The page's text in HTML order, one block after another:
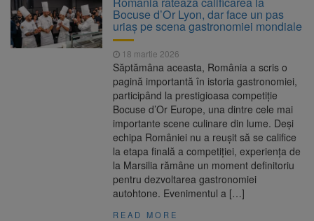
are loc între 14 și 16 august
6 august 2026
Uniunea Europeană acordă
Ucrainei încă 1,4 miliarde de euro din
veniturile activelor rusești înghețate
Motorina a ajuns la 11,68 lei
Fuego vine la Zărnești.
Recital special pe scena Festivalului „Ecoul
Pietrei Craiului”, pe 2 octombrie
Bocuse d’Or Lyon, dar face un pas
uriaș pe scena gastronomiei mondiale
18 martie 2026
Săptămâna aceasta, România a scris o
pagină importantă în istoria gastronomiei,
participând la prestigioasa competiție
Bocuse d’Or Europe, una dintre cele mai
importante scene culinare din lume. Deși
echipa României nu a reușit să se califice
la etapa finală a competiției, experiența de
la Marsilia rămâne un moment definitoriu
pentru dezvoltarea gastronomiei
autohtone. Evenimentul a […]
READ MORE